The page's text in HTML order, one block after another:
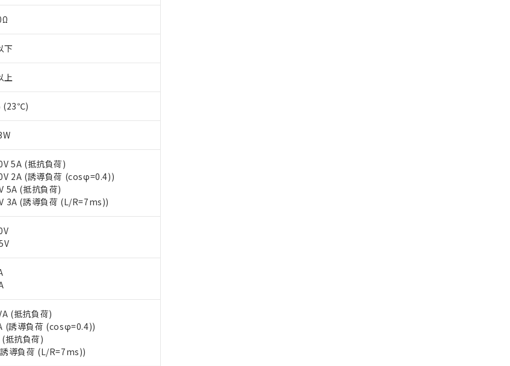
下
上
(23℃)
5A (抵抗負荷)
2A (誘導負荷 (cosφ=0.4))
5A (抵抗負荷)
3A (誘導負荷 (L/R=7ms))
(抵抗負荷)
(誘導負荷 (cosφ=0.4))
抵抗負荷)
導負荷 (L/R=7ms))
（10物質）の非含有に対応した製品が提供可能な商品です。
10物質）の非含有に対応した製品に切り替える予定のある商品です。